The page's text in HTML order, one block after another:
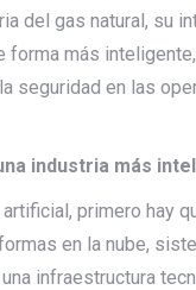
del gas natural, su
forma más
seguridad en las
industria más
primero hay
en la nube,
infraestructura